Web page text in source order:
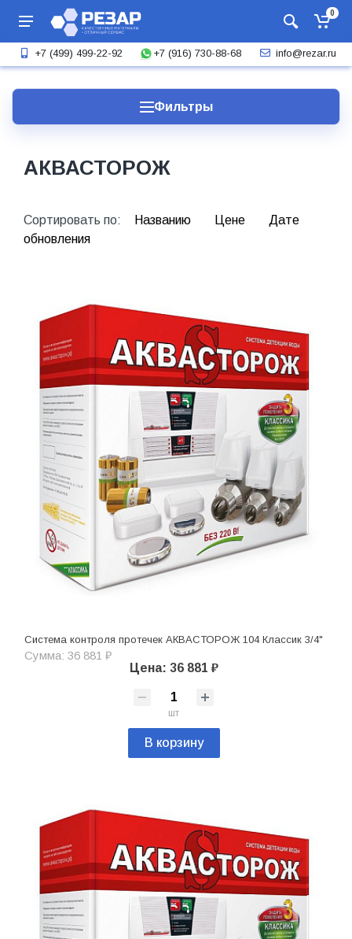
0
+7 (499) 499-22-92 +7 (916) 730-88-68 info@rezar.ru
Фильтры
АКВАСТОРОЖ
Сортировать по: Названию Цене
Дате
обновления
Система контроля протечек АКВАСТОРОЖ 104 Классик 3/4"
Сумма: 36 881 ₽
Цена: 36 881 ₽
шт
В корзину